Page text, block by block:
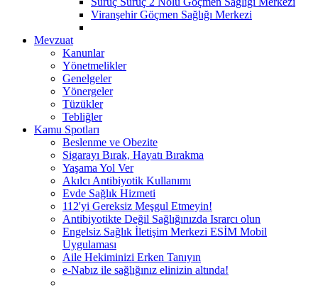
Viranşehir Göçmen Sağlığı Merkezi
Mevzuat
Kanunlar
Yönetmelikler
Genelgeler
Yönergeler
Tüzükler
Tebliğler
Kamu Spotları
Beslenme ve Obezite
Sigarayı Bırak, Hayatı Bırakma
Yaşama Yol Ver
Akılcı Antibiyotik Kullanımı
Evde Sağlık Hizmeti
112'yi Gereksiz Meşgul Etmeyin!
Antibiyotikte Değil Sağlığınızda Israrcı olun
Engelsiz Sağlık İletişim Merkezi ESİM Mobil
Uygulaması
Aile Hekiminizi Erken Tanıyın
e-Nabız ile sağlığınız elinizin altında!